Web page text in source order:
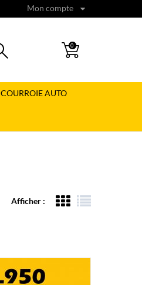
Mon compte
0
COURROIE AUTO
Afficher :